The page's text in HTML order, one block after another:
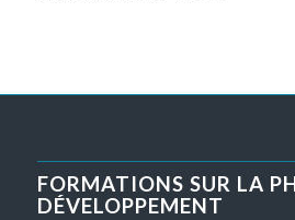
FORMATIONS SUR LA
DÉVELOPPEMENT